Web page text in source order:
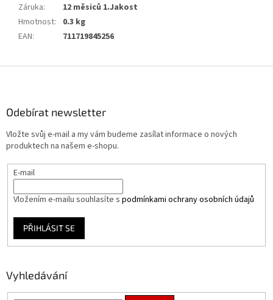
Záruka:
12 měsiců 1.Jakost
Hmotnost:
0.3 kg
EAN: 711719845256
Odebírat newsletter
Vložte svůj e-mail a my vám budeme zasílat informace o nových
produktech na našem e-shopu.
E-mail
Vložením e-mailu souhlasíte s podmínkami ochrany osobních údajů
PŘIHLÁSIT SE
Vyhledávání